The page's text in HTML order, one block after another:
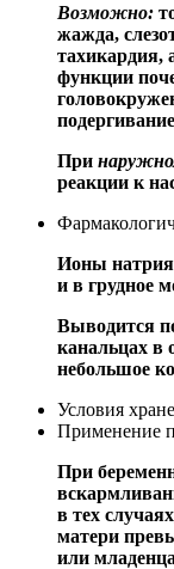
Возможно:
жажда,
тахикардия,
функции
При
реакции к
Ионы натрия
и в грудное
Выводится
канальцах в
небольшое
Условия
Применение
При
в тех
матери
или